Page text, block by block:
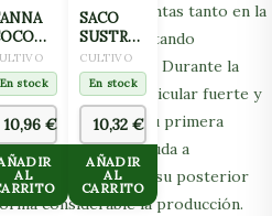
de tus plantas tanto en la
en floración aportando
de gran calidad. Durante la
a un crecimiento radicular fuerte y
vigorosas desde su primera
fase de floración ayuda a
de nuevos brotes y su posterior
considerable la producción.
En stock
10,96€
AL
SACO
SUSTRATO
COCO
GROTEK
50L
CULTIVO
En stock
10,32€
AÑADIR
AL
CARRITO